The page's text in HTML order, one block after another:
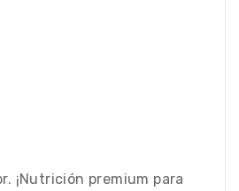
¡Nutrición premium para